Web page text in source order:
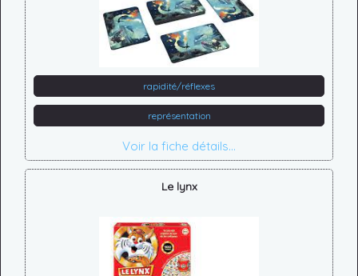
rapidité/réflexes
représentation
Voir la fiche détails...
Le lynx